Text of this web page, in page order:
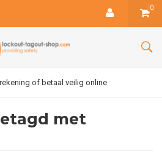
0
of betaal veilig online
met